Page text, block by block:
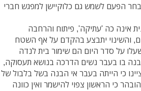
נבחר הפעם לשמש גם כלוקיישן למפגש חברי
אינה כה 'עתיקה', פיתוח והרחבה
והשינוי יתבצע בהקדם על אף השטח
על סדר היום הם שימור בית לנדה
בו בעבר נשים הדרכה בנושא תעסוקה,
כי הייתה בעבר אי הבנה בשל בלבול של
כי הראשון צפוי להישמר ואין כוונה